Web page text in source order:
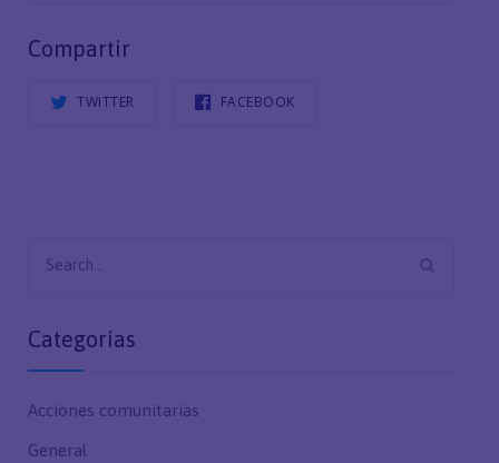
Compartir
TWITTER FACEBOOK
for:
Categorías
Acciones comunitarias
General